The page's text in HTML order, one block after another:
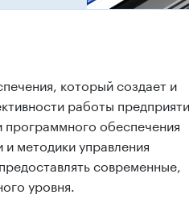
который создает и
работы
программного обеспечения
методики управления
современные,
уровня.